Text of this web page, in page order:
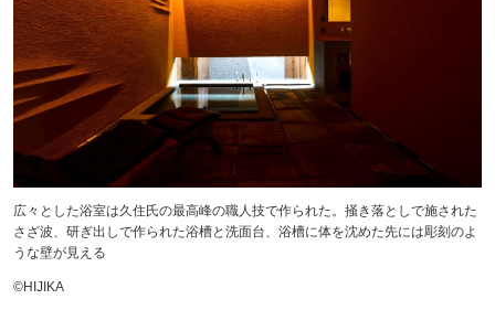
広々とした浴室は久住氏の最高峰の職人技で作られた。掻き落としで施された
さざ波、研ぎ出しで作られた浴槽と洗面台、浴槽に体を沈めた先には彫刻のよ
うな壁が見える
©︎HIJIKA